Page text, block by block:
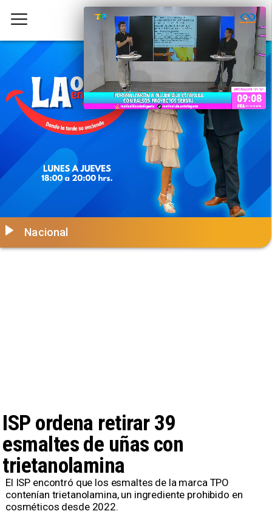
ISP ordena retirar 39
esmaltes de uñas con
trietanolamina
Nacional
El ISP encontró que los esmaltes de la marca TPO
contenían trietanolamina, un ingrediente prohibido en
cosméticos desde 2022.